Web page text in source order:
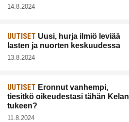
14.8.2024
UUTISET Uusi, hurja ilmiö leviää
lasten ja nuorten keskuudessa
13.8.2024
UUTISET Eronnut vanhempi,
tiesitkö oikeudestasi tähän Kelan
tukeen?
11.8.2024